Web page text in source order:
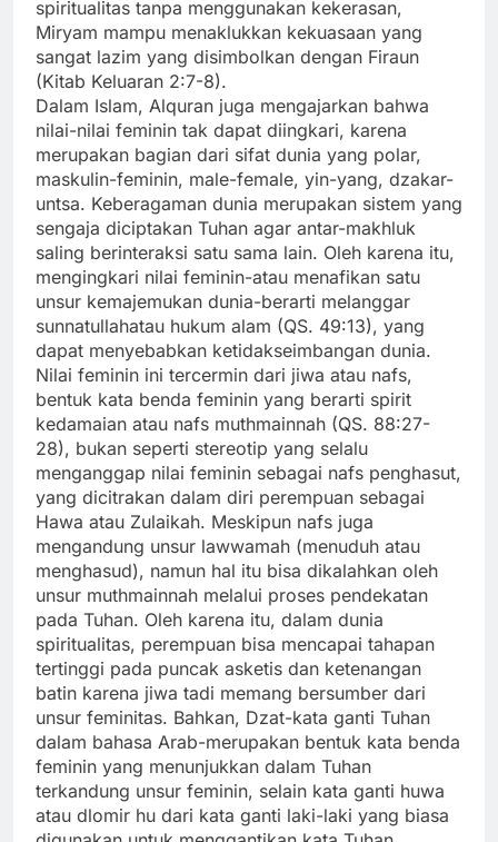
spiritualitas tanpa menggunakan kekerasan,
Miryam mampu menaklukkan kekuasaan yang
sangat lazim yang disimbolkan dengan Firaun
(Kitab Keluaran 2:7-8).
Dalam Islam, Alquran juga mengajarkan bahwa
nilai-nilai feminin tak dapat diingkari, karena
merupakan bagian dari sifat dunia yang polar,
maskulin-feminin, male-female, yin-yang, dzakar-
untsa. Keberagaman dunia merupakan sistem yang
sengaja diciptakan Tuhan agar antar-makhluk
saling berinteraksi satu sama lain. Oleh karena itu,
mengingkari nilai feminin-atau menafikan satu
unsur kemajemukan dunia-berarti melanggar
sunnatullahatau hukum alam (QS. 49:13), yang
dapat menyebabkan ketidakseimbangan dunia.
Nilai feminin ini tercermin dari jiwa atau nafs,
bentuk kata benda feminin yang berarti spirit
kedamaian atau nafs muthmainnah (QS. 88:27-
28), bukan seperti stereotip yang selalu
menganggap nilai feminin sebagai nafs penghasut,
yang dicitrakan dalam diri perempuan sebagai
Hawa atau Zulaikah. Meskipun nafs juga
mengandung unsur lawwamah (menuduh atau
menghasud), namun hal itu bisa dikalahkan oleh
unsur muthmainnah melalui proses pendekatan
pada Tuhan. Oleh karena itu, dalam dunia
spiritualitas, perempuan bisa mencapai tahapan
tertinggi pada puncak asketis dan ketenangan
batin karena jiwa tadi memang bersumber dari
unsur feminitas. Bahkan, Dzat-kata ganti Tuhan
dalam bahasa Arab-merupakan bentuk kata benda
feminin yang menunjukkan dalam Tuhan
terkandung unsur feminin, selain kata ganti huwa
atau dlomir hu dari kata ganti laki-laki yang biasa